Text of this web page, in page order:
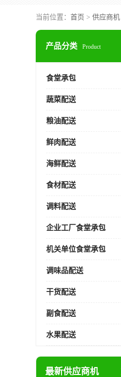
当前位置： 首页 > 供应商机
产品分类 Product
食堂承包
蔬菜配送
粮油配送
鲜肉配送
海鲜配送
食材配送
调料配送
企业工厂食堂承包
机关单位食堂承包
调味品配送
干货配送
副食配送
水果配送
最新供应商机